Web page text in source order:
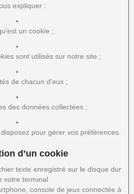
expliquer :
un cookie ;
sont utilisés sur notre site ;
de chacun d’eux ;
des données collectées ;
pour gérer vos préférences.
d’un cookie
texte enregistré sur le disque dur
votre terminal
console de jeux connectée à